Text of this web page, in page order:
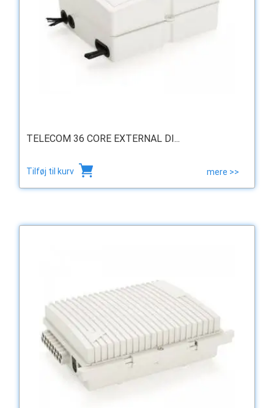
TELECOM 36 CORE EXTERNAL DI...
Tilføj til kurv mere >>